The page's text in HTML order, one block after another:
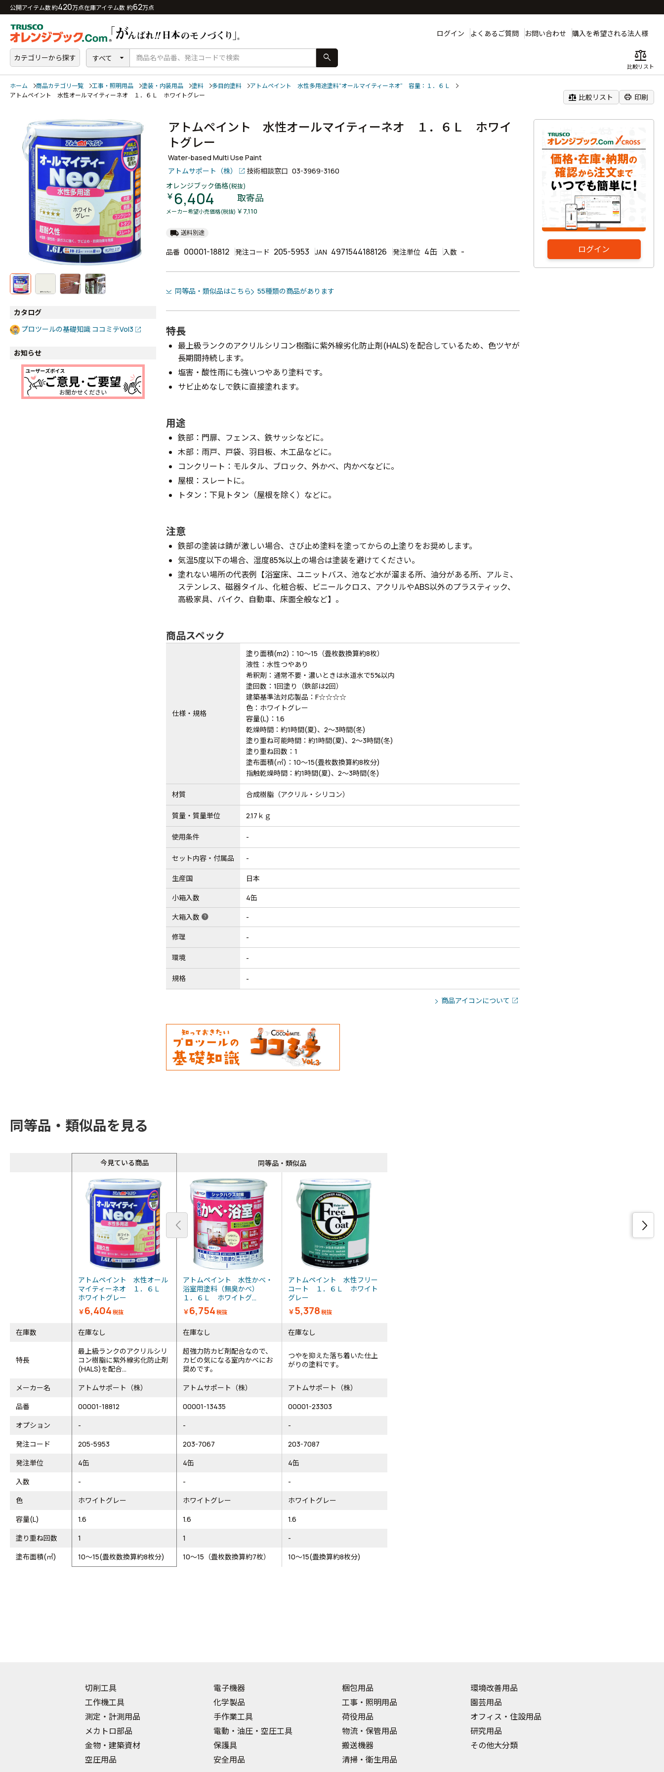
公開アイテム数 約420万点在庫アイテム数 約62万点
ログイン よくあるご質問 お問い合わせ 購入を希望される法人様
カテゴリーから探す すべて search balance
比較リスト
ホーム 商品カテゴリ一覧 工事・照明用品 塗装・内装用品 塗料 多目的塗料
アトムペイント 水性多用途塗料“オールマイティーネオ” 容量：１．６Ｌ
アトムペイント 水性オールマイティーネオ １．６Ｌ ホワイトグレー
balance 比較リスト print 印刷
ログイン
カタログ
プロツールの基礎知識 ココミテVol3
お知らせ
アトムペイント 水性オールマイティーネオ １．６Ｌ ホワイ
トグレー
Water-based Multi Use Paint
アトムサポート（株）
技術相談窓口 03-3969-3160
オレンジブック価格(税抜)
￥ 6,404 取寄品
メーカー希望小売価格(税抜) ￥7,110
local_shipping 送料別途
品番 00001-18812 発注コード 205-5953 JAN 4971544188126 発注単位 4缶 入数 -
同等品・類似品はこちら 55種類の商品があります
特長
最上級ランクのアクリルシリコン樹脂に紫外線劣化防止剤(HALS)を配合しているため、色ツヤが
長期間持続します。
塩害・酸性雨にも強いつやあり塗料です。
サビ止めなしで鉄に直接塗れます。
用途
鉄部：門扉、フェンス、鉄サッシなどに。
木部：雨戸、戸袋、羽目板、木工品などに。
コンクリート：モルタル、ブロック、外かべ、内かべなどに。
屋根：スレートに。
トタン：下見トタン（屋根を除く）などに。
注意
鉄部の塗装は錆が激しい場合、さび止め塗料を塗ってからの上塗りをお奨めします。
気温5度以下の場合、湿度85%以上の場合は塗装を避けてください。
塗れない場所の代表例【浴室床、ユニットバス、池など水が溜まる所、油分がある所、アルミ、
ステンレス、磁器タイル、化粧合板、ビニールクロス、アクリルやABS以外のプラスティック、
高級家具、バイク、自動車、床面全般など】。
商品スペック
仕様・規格
塗り面積(m2)：10～15（畳枚数換算約8枚）
液性：水性つやあり
希釈剤：通常不要・濃いときは水道水で5%以内
塗回数：1回塗り（鉄部は2回）
建築基準法対応製品：F☆☆☆☆
色：ホワイトグレー
容量(L)：1.6
乾燥時間：約1時間(夏)、2～3時間(冬)
塗り重ね可能時間：約1時間(夏)、2～3時間(冬)
塗り重ね回数：1
塗布面積(㎡)：10～15(畳枚数換算約8枚分)
指触乾燥時間：約1時間(夏)、2～3時間(冬)
材質 合成樹脂（アクリル・シリコン）
質量・質量単位 2.17ｋｇ
使用条件 -
セット内容・付属品 -
生産国 日本
小箱入数 4缶
大箱入数 help -
修理 -
環境 -
規格 -
商品アイコンについて
同等品・類似品を見る
今見ている商品 同等品・類似品
アトムペイント 水性オール
マイティーネオ １．６Ｌ
ホワイトグレー
￥6,404 税抜
アトムペイント 水性かべ・
浴室用塗料（無臭かべ）
１．６Ｌ ホワイトグ...
￥6,754 税抜
アトムペイント 水性フリー
コート １．６Ｌ ホワイト
グレー
￥5,378 税抜
在庫数 在庫なし 在庫なし 在庫なし
特長
最上級ランクのアクリルシリ
コン樹脂に紫外線劣化防止剤
(HALS)を配合...
超強力防カビ剤配合なので、
カビの気になる室内かべにお
奨めです。
つやを抑えた落ち着いた仕上
がりの塗料です。
メーカー名 アトムサポート（株） アトムサポート（株）
アトムサポート（株）
品番
00001-18812 00001-13435
00001-23303
オプション
- -
-
発注コード
205-5953 203-7067
203-7087
発注単位
4缶 4缶
4缶
入数
- -
-
色
ホワイトグレー ホワイトグレー
ホワイトグレー
容量(L)
1.6 1.6
1.6
塗り重ね回数
1 1
-
塗布面積(㎡)
10～15(畳枚数換算約8枚分) 10～15（畳枚数換算約7枚） 10～15(畳換算約8枚分)
同等品・類似品
切削工具
工作機工具
測定・計測用品
メカトロ部品
金物・建築資材
空圧用品
電子機器
化学製品
手作業工具
電動・油圧・空圧工具
保護具
安全用品
梱包用品
工事・照明用品
荷役用品
物流・保管用品
搬送機器
清掃・衛生用品
環境改善用品
園芸用品
オフィス・住設用品
研究用品
その他大分類